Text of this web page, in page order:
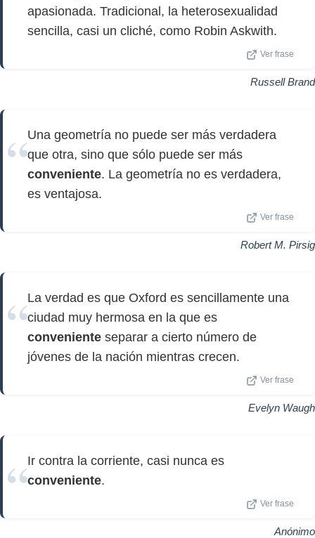
apasionada. Tradicional, la heterosexualidad
sencilla, casi un cliché, como Robin Askwith.
Ver frase
Russell Brand
Una geometría no puede ser más verdadera
que otra, sino que sólo puede ser más
conveniente. La geometría no es verdadera,
es ventajosa.
Ver frase
Robert M. Pirsig
La verdad es que Oxford es sencillamente una
ciudad muy hermosa en la que es
conveniente separar a cierto número de
jóvenes de la nación mientras crecen.
Ver frase
Evelyn Waugh
Ir contra la corriente, casi nunca es
conveniente.
Ver frase
Anónimo